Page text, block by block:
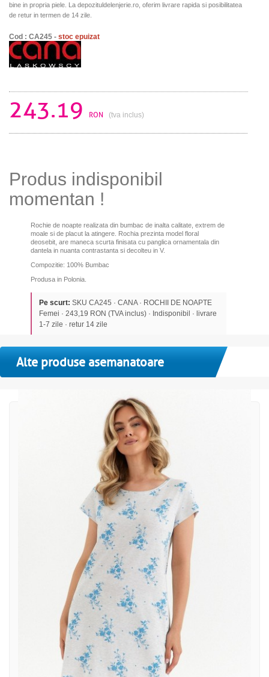
bine in propria piele. La depozituldelenjerie.ro, oferim livrare rapida si posibilitatea
de retur in termen de 14 zile.
Cod : CA245 - stoc epuizat
243.19 RON (tva inclus)
Produs indisponibil
momentan !
Rochie de noapte realizata din bumbac de inalta calitate, extrem de
moale si de placut la atingere. Rochia prezinta model floral
deosebit, are maneca scurta finisata cu panglica ornamentala din
dantela in nuanta contrastanta si decolteu in V.
Compozitie: 100% Bumbac
Produsa in Polonia.
Pe scurt: SKU CA245 · CANA · ROCHII DE NOAPTE
Femei · 243,19 RON (TVA inclus) · Indisponibil · livrare
1-7 zile · retur 14 zile
Alte produse asemanatoare